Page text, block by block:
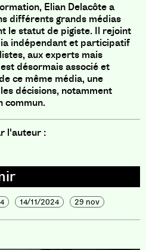
Elian Delacôte a
différents grands médias
le statut de pigiste. Il rejoint
indépendant et participatif
aux experts mais
désormais associé et
ce même média, une
décisions, notamment
commun.
l'auteur :
14/11/2024 29 nov